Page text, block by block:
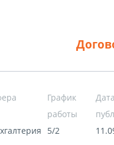
График
работы
Дата
5/2